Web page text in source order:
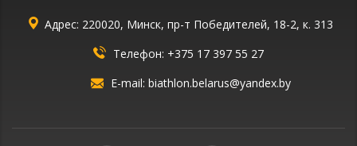
Адрес: 220020, Минск, пр-т Победителей, 18-2, к. 313
Телефон: +375 17 397 55 27
E-mail: biathlon.belarus@yandex.by